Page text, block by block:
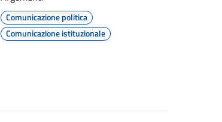
Comunicazione politica
Comunicazione istituzionale